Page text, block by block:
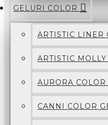
GELURI COLOR
ARTISTIC LINER
ARTISTIC MOLLY
AURORA COLOR
CANNI COLOR